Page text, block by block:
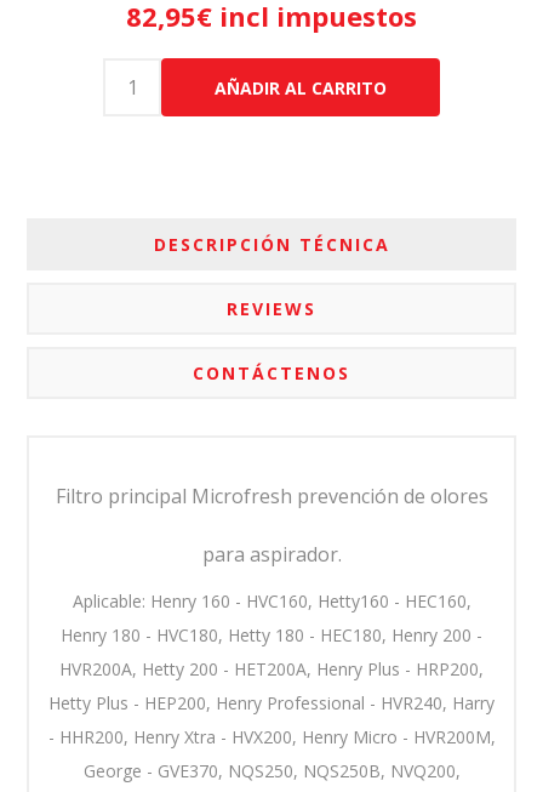
82,95€ incl impuestos
AÑADIR AL CARRITO
DESCRIPCIÓN TÉCNICA
REVIEWS
CONTÁCTENOS
Filtro principal Microfresh prevención de olores
para aspirador.
Aplicable: Henry 160 - HVC160, Hetty160 - HEC160,
Henry 180 - HVC180, Hetty 180 - HEC180, Henry 200 -
HVR200A, Hetty 200 - HET200A, Henry Plus - HRP200,
Hetty Plus - HEP200, Henry Professional - HVR240, Harry
- HHR200, Henry Xtra - HVX200, Henry Micro - HVR200M,
George - GVE370, NQS250, NQS250B, NVQ200,